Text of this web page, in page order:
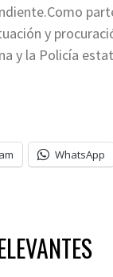
y
y la Policía
WhatsApp